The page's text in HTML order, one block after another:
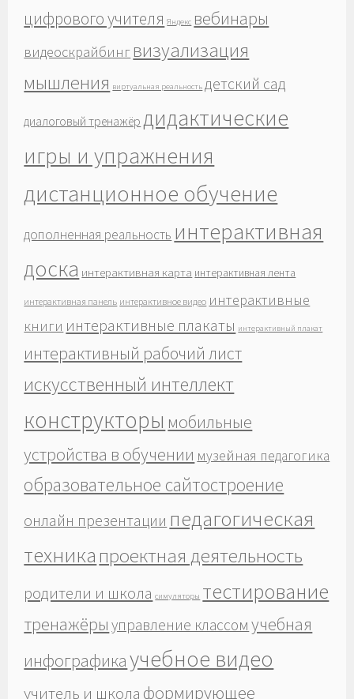
цифрового учителя Яндекс вебинары
видеоскрайбинг визуализация
мышления виртуальная реальность детский сад
диалоговый тренажёр дидактические
игры и упражнения
дистанционное обучение
дополненная реальность интерактивная
доска интерактивная карта интерактивная лента
интерактивная панель интерактивное видео интерактивные
книги интерактивные плакаты интерактивный плакат
интерактивный рабочий лист
искусственный интеллект
конструкторы мобильные
устройства в обучении музейная педагогика
образовательное сайтостроение
онлайн презентации педагогическая
техника проектная деятельность
родители и школа симуляторы тестирование
тренажёры управление классом учебная
инфографикаучебное видео
учитель и школа формирующее